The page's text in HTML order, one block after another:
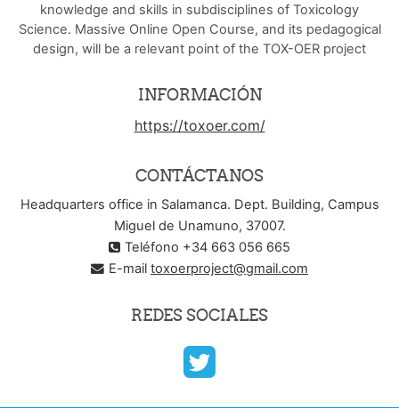
knowledge and skills in subdisciplines of Toxicology
Science. Massive Online Open Course, and its pedagogical
design, will be a relevant point of the TOX-OER project
INFORMACIÓN
https://toxoer.com/
CONTÁCTANOS
Headquarters office in Salamanca. Dept. Building, Campus
Miguel de Unamuno, 37007.
Teléfono +34 663 056 665
E-mail toxoerproject@gmail.com
REDES SOCIALES